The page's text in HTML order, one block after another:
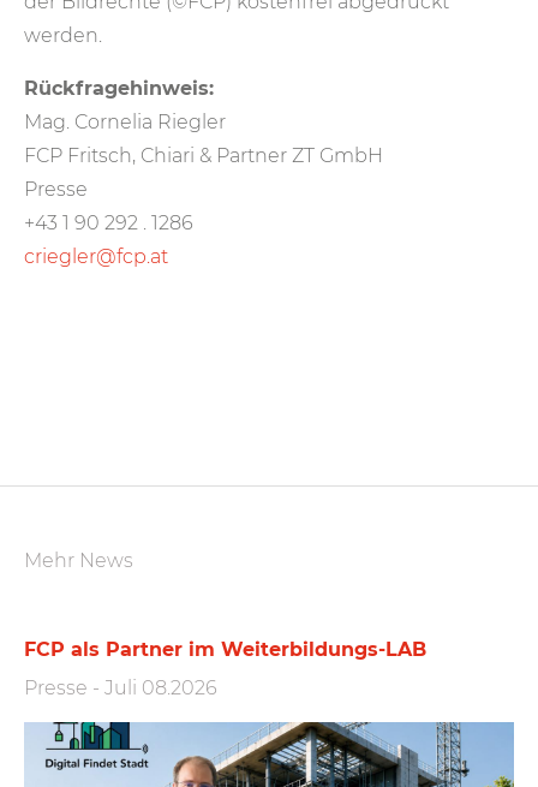
werden.
Rückfragehinweis:
Mag. Cornelia Riegler
FCP Fritsch, Chiari & Partner ZT GmbH
Presse
+43 1 90 292 . 1286
criegler@fcp.at
Mehr News
FCP als Partner im Weiterbildungs-LAB
Presse - Juli 08.2026